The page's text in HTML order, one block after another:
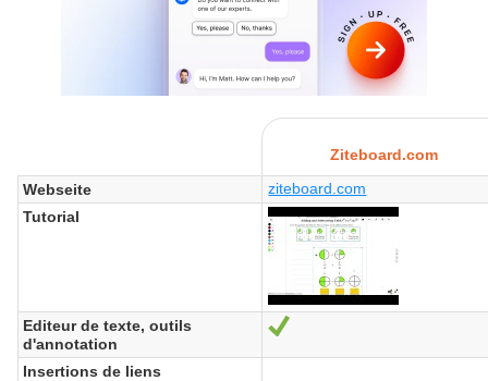
Ziteboard.com
Webseite
ziteboard.com
Tutorial
Editeur de texte, outils
d'annotation
Insertions de liens